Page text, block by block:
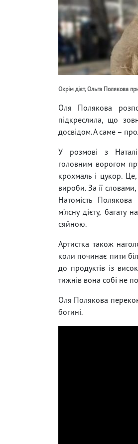
Окрім дієт, Ольга Полякова
Оля Полякова
підкреслила, що
досвідом. А саме –
У розмові з
головним ворогом
крохмаль і цукор. Це,
вироби. За її
Натомість
м’ясну дієту,
сяйною.
Артистка також
коли починає пити
до продуктів із
тижнів вона собі не
Оля Полякова
богині.